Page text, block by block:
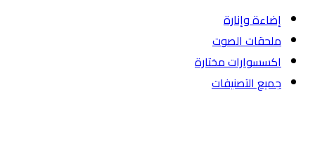
إضاءة وإنارة
ملحقات الصوت
اكسسوارات مختارة
جميع التصنيفات